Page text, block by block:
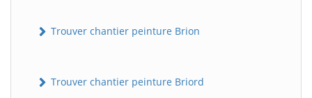
Trouver chantier peinture Brion
Trouver chantier peinture Briord